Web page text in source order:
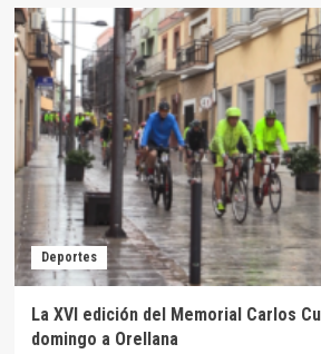
alumnos
del
CEIP
Santo
Domingo
han
sido
seleccionados
en
el
programa
de
becas
para
libros
Deportes
La XVI edición del Memorial Carlos
domingo a Orellana